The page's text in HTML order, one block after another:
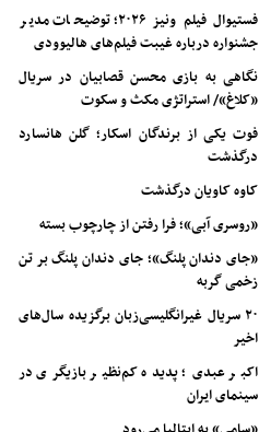
فستیوال فیلم ونیز ۲۰۲۶؛ توضیحات مدیر
جشنواره درباره غیبت فیلم‌های هالیوودی
نگاهی به بازی محسن قصابیان در سریال
«کلاغ»/ استراتژی مکث و سکوت
فوت یکی از برندگان اسکار؛ گلن هانسارد
درگذشت
کاوه کاویان درگذشت
«روسری آبی»؛ فرا رفتن از چارچوب بسته
«جای دندان پلنگ»؛ جای دندان پلنگ بر تن
زخمی گربه
۲۰ سریال غیرانگلیسی‌زبان برگزیده سال‌های
اخیر
اکبر عبدی؛ پدیده کم‌نظیر بازیگری در
سینمای ایران